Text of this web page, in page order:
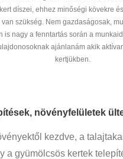
díszei, ehhez minőségi kövekre
szükség. Nem gazdaságosak,
is nagy a fenntartás során a
ajánlanám akik
kertjükben.
növényfelületek
kezdve, a
a gyümölcsös kertek